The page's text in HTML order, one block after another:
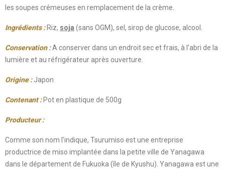
les soupes crémeuses en remplacement de la crème.
Ingrédients : Riz, soja (sans OGM), sel, sirop de glucose, alcool.
Conservation :A conserver dans un endroit sec et frais, à l’abri de la
lumière et au réfrigérateur après ouverture.
Origine :Japon
Contenant :Pot en plastique de 500g
Producteur :
Comme son nom l'indique, Tsurumiso est une entreprise
productrice de miso implantée dans la petite ville de Yanagawa
dans le département de Fukuoka (île de Kyushu). Yanagawa est une